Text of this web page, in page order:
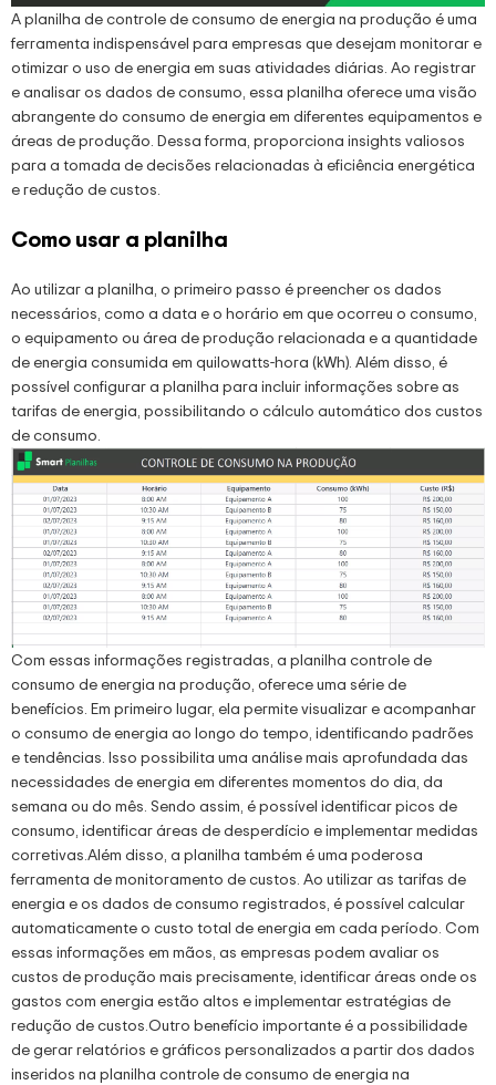
A planilha de controle de consumo de energia na produção é uma
ferramenta indispensável para empresas que desejam monitorar e
otimizar o uso de energia em suas atividades diárias. Ao registrar
e analisar os dados de consumo, essa planilha oferece uma visão
abrangente do consumo de energia em diferentes equipamentos e
áreas de produção. Dessa forma, proporciona insights valiosos
para a tomada de decisões relacionadas à eficiência energética
e redução de custos.
Como usar a planilha
Ao utilizar a planilha, o primeiro passo é preencher os dados
necessários, como a data e o horário em que ocorreu o consumo,
o equipamento ou área de produção relacionada e a quantidade
de energia consumida em quilowatts-hora (kWh). Além disso, é
possível configurar a planilha para incluir informações sobre as
tarifas de energia, possibilitando o cálculo automático dos custos
de consumo.
Com essas informações registradas, a planilha controle de
consumo de energia na produção, oferece uma série de
benefícios. Em primeiro lugar, ela permite visualizar e acompanhar
o consumo de energia ao longo do tempo, identificando padrões
e tendências. Isso possibilita uma análise mais aprofundada das
necessidades de energia em diferentes momentos do dia, da
semana ou do mês. Sendo assim, é possível identificar picos de
consumo, identificar áreas de desperdício e implementar medidas
corretivas.Além disso, a planilha também é uma poderosa
ferramenta de monitoramento de custos. Ao utilizar as tarifas de
energia e os dados de consumo registrados, é possível calcular
automaticamente o custo total de energia em cada período. Com
essas informações em mãos, as empresas podem avaliar os
custos de produção mais precisamente, identificar áreas onde os
gastos com energia estão altos e implementar estratégias de
redução de custos.Outro benefício importante é a possibilidade
de gerar relatórios e gráficos personalizados a partir dos dados
inseridos na planilha controle de consumo de energia na